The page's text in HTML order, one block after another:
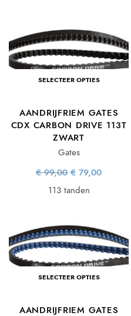
SELECTEER OPTIES
AANDRIJFRIEM GATES
CDX CARBON DRIVE 113T
ZWART
Gates
€99,00 Oorspronkelijke
prijs was:
€ 99,00.
€ 79,00
113 tanden
SELECTEER OPTIES
AANDRIJFRIEM GATES